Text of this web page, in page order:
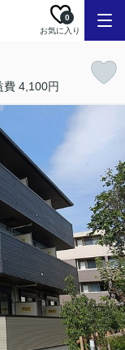
お気に入り
0
費 4,100円